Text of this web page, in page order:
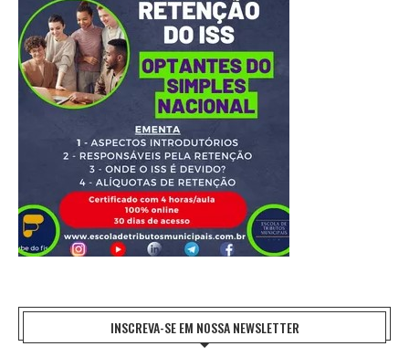
INSCREVA-SE EM NOSSA NEWSLETTER